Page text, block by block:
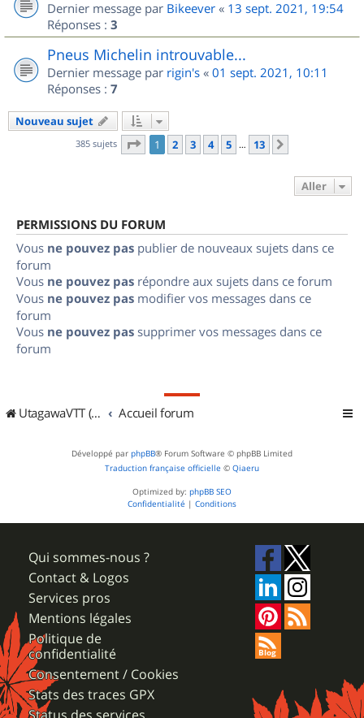
Dernier message par Bikeever « 13 sept. 2021, 19:54
Réponses : 3
Pneus Michelin introuvable...
Dernier message par rigin's « 01 sept. 2021, 10:11
Réponses : 7
Nouveau sujet
385 sujets Page 1sur
1 2 3 4 5 … 13
Aller
PERMISSIONS DU FORUM
Vous ne pouvez pas publier de nouveaux sujets dans ce
forum
Vous ne pouvez pas répondre aux sujets dans ce forum
Vous ne pouvez pas modifier vos messages dans ce
forum
Vous ne pouvez pas supprimer vos messages dans ce
forum
UtagawaVTT (Randos VTT et VTTAE avec traces GPS) Accueil forum
Développé par phpBB® Forum Software © phpBB Limited
Traduction française officielle © Qiaeru
Optimized by: phpBB SEO
Confidentialité | Conditions
Qui sommes-nous ?
Contact & Logos
Services pros
Mentions légales
Politique de
confidentialité
Consentement / Cookies
Stats des traces GPX